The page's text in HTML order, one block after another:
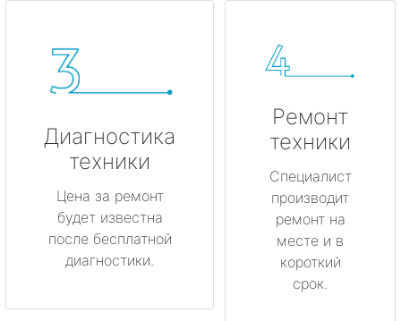
Диагностика
техники
Цена за ремонт
будет известна
после бесплатной
диагностики.
Ремонт
техники
Специалист
производит
ремонт на
месте и в
короткий
срок.